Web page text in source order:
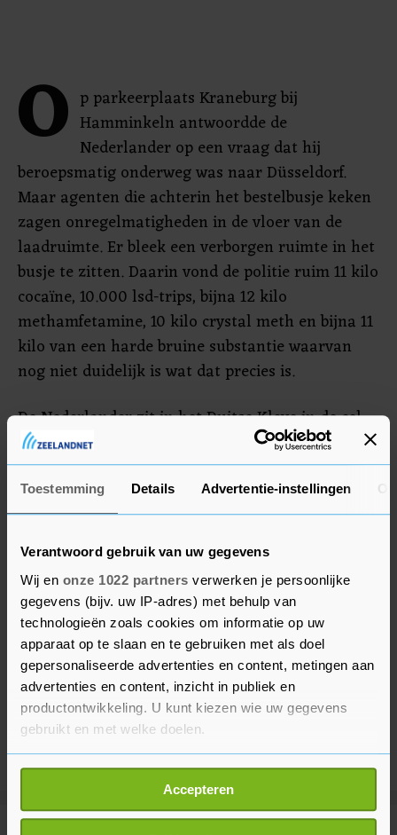
Toestemming Details Advertentie-instellingen
Verantwoord gebruik van uw gegevens
Wij en onze 1022 partners verwerken je persoonlijke
gegevens (bijv. uw IP-adres) met behulp van
technologieën zoals cookies om informatie op uw
apparaat op te slaan en te gebruiken met als doel
gepersonaliseerde advertenties en content, metingen aan
advertenties en content, inzicht in publiek en
productontwikkeling. U kunt kiezen wie uw gegevens
gebruikt en met welke doelen.
Als u het toestaat, willen we ook graag:
Informatie verzamelen over uw geografische
locatie, die tot een paar meter nauwkeurig kan zijn
Accepteren
O p parkeerplaats Kraneburg bij
Hamminkeln antwoordde de
Nederlander op een vraag dat hij
beroepsmatig onderweg was naar Düsseldorf.
Maar agenten die achterin het bestelbusje keken
zagen onregelmatigheden in de vloer van de
laadruimte. Er bleek een verborgen ruimte in het
busje te zitten. Daarin vond de politie ruim 11 kilo
cocaïne, 10.000 lsd-trips, bijna 12 kilo
methamfetamine, 10 kilo crystal meth en bijna 11
kilo van een harde bruine substantie waarvan
nog niet duidelijk is wat dat precies is.
De Nederlander zit in het Duitse Kleve in de cel.
De drugs zijn vernietigd.